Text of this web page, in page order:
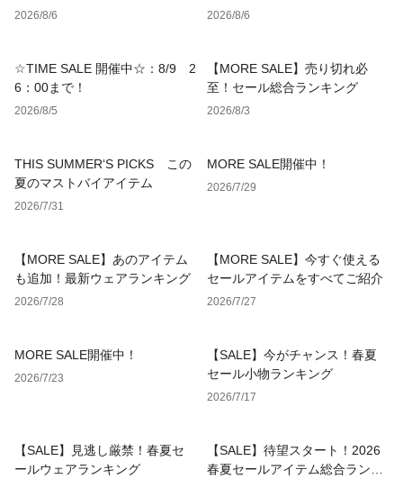
2026/8/6 2026/8/6
☆TIME SALE 開催中☆：8/9 2
6：00まで！
2026/8/5
【MORE SALE】売り切れ必
至！セール総合ランキング
2026/8/3
THIS SUMMER‘S PICKS この
夏のマストバイアイテム
2026/7/31
MORE SALE開催中！
2026/7/29
【MORE SALE】あのアイテム
も追加！最新ウェアランキング
2026/7/28
【MORE SALE】今すぐ使える
セールアイテムをすべてご紹介
2026/7/27
MORE SALE開催中！
2026/7/23
【SALE】今がチャンス！春夏
セール小物ランキング
2026/7/17
【SALE】見逃し厳禁！春夏セ
ールウェアランキング
【SALE】待望スタート！2026
春夏セールアイテム総合ランキ